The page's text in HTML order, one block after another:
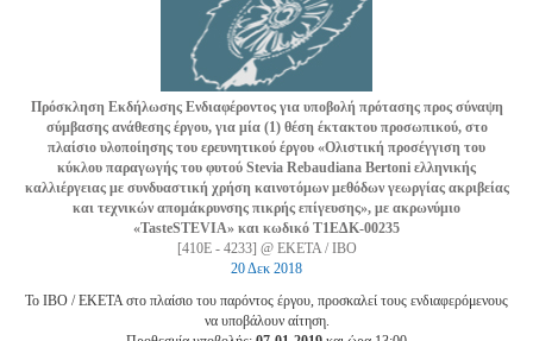
Πρόσκληση Εκδήλωσης Ενδιαφέροντος για υποβολή πρότασης προς σύναψη
σύμβασης ανάθεσης έργου, για μία (1) θέση έκτακτου προσωπικού, στο
πλαίσιο υλοποίησης του ερευνητικού έργου «Oλιστική προσέγγιση του
κύκλου παραγωγής του φυτού Stevia Rebaudiana Bertoni ελληνικής
καλλιέργειας με συνδυαστική χρήση καινοτόμων μεθόδων γεωργίας ακριβείας
και τεχνικών απομάκρυνσης πικρής επίγευσης», με ακρωνύμιο
«TasteSTEVIA» και κωδικό Τ1ΕΔΚ-00235
[410Ε - 4233] @ ΕΚΕΤΑ / ΙΒΟ
20 Δεκ 2018
Το ΙΒΟ / ΕΚΕΤΑ στο πλαίσιο του παρόντος έργου, προσκαλεί τους ενδιαφερόμενους
να υποβάλουν αίτηση.